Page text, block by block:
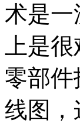
术是一
上是
零部
线图，